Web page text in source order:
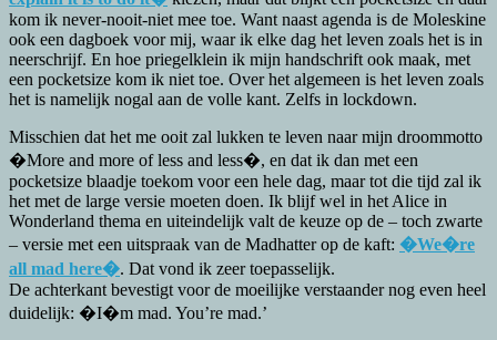
kom ik never-nooit-niet mee toe. Want naast agenda is de Moleskine
ook een dagboek voor mij, waar ik elke dag het leven zoals het is in
neerschrijf. En hoe priegelklein ik mijn handschrift ook maak, met
een pocketsize kom ik niet toe. Over het algemeen is het leven zoals
het is namelijk nogal aan de volle kant. Zelfs in lockdown.
Misschien dat het me ooit zal lukken te leven naar mijn droommotto
�More and more of less and less�, en dat ik dan met een
pocketsize blaadje toekom voor een hele dag, maar tot die tijd zal ik
het met de large versie moeten doen. Ik blijf wel in het Alice in
Wonderland thema en uiteindelijk valt de keuze op de – toch zwarte
– versie met een uitspraak van de Madhatter op de kaft: �We�re
all mad here�. Dat vond ik zeer toepasselijk.
De achterkant bevestigt voor de moeilijke verstaander nog even heel
duidelijk: �I�m mad. You’re mad.’